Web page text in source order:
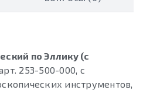
по Эллику (с
253-500-000, с
инструментов,